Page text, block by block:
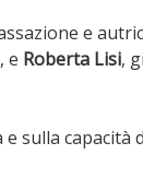
e
e Roberta Lisi,